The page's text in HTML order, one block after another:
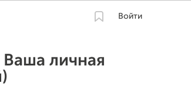
Войти
личная